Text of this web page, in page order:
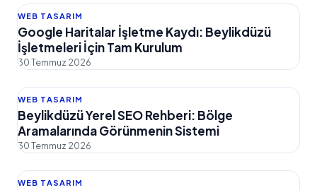
WEB TASARIM
Google Haritalar İşletme Kaydı: Beylikdüzü
İşletmeleri İçin Tam Kurulum
30 Temmuz 2026
WEB TASARIM
Beylikdüzü Yerel SEO Rehberi: Bölge
Aramalarında Görünmenin Sistemi
30 Temmuz 2026
WEB TASARIM